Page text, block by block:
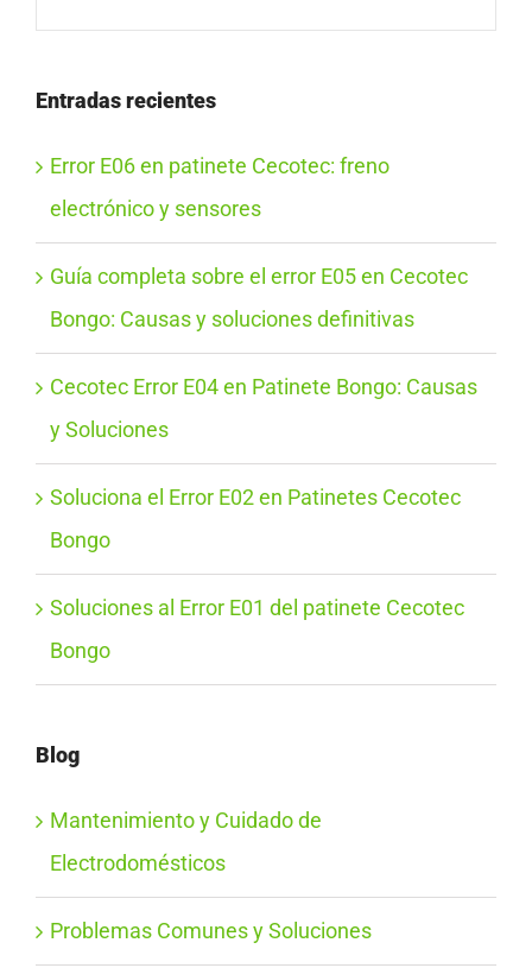
Entradas recientes
Error E06 en patinete Cecotec: freno
electrónico y sensores
Guía completa sobre el error E05 en Cecotec
Bongo: Causas y soluciones definitivas
Cecotec Error E04 en Patinete Bongo: Causas
y Soluciones
Soluciona el Error E02 en Patinetes Cecotec
Bongo
Soluciones al Error E01 del patinete Cecotec
Bongo
Blog
Mantenimiento y Cuidado de
Electrodomésticos
Problemas Comunes y Soluciones